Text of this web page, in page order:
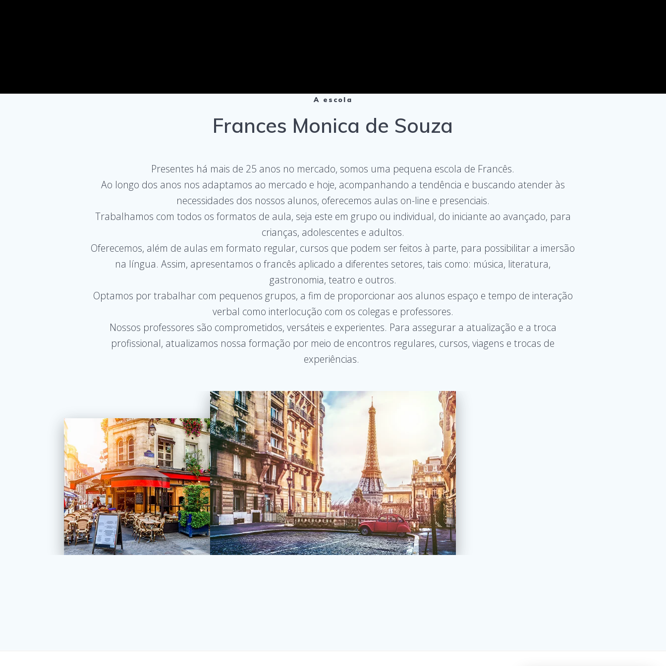
A escola
Frances Monica de Souza
Presentes há mais de 25 anos no mercado, somos uma pequena escola de Francês.
Ao longo dos anos nos adaptamos ao mercado e hoje, acompanhando a tendência e buscando atender às
necessidades dos nossos alunos, oferecemos aulas on-line e presenciais.
Trabalhamos com todos os formatos de aula, seja este em grupo ou individual, do iniciante ao avançado, para
crianças, adolescentes e adultos.
Oferecemos, além de aulas em formato regular, cursos que podem ser feitos à parte, para possibilitar a imersão
na língua. Assim, apresentamos o francês aplicado a diferentes setores, tais como: música, literatura,
gastronomia, teatro e outros.
Optamos por trabalhar com pequenos grupos, a fim de proporcionar aos alunos espaço e tempo de interação
verbal como interlocução com os colegas e professores.
Nossos professores são comprometidos, versáteis e experientes. Para assegurar a atualização e a troca
profissional, atualizamos nossa formação por meio de encontros regulares, cursos, viagens e trocas de
experiências.